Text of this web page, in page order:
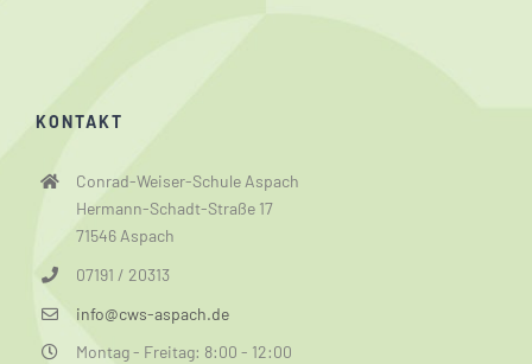
KONTAKT
Conrad-Weiser-Schule Aspach
Hermann-Schadt-Straße 17
71546 Aspach
07191 / 20313
info@cws-aspach.de
Montag - Freitag: 8:00 - 12:00